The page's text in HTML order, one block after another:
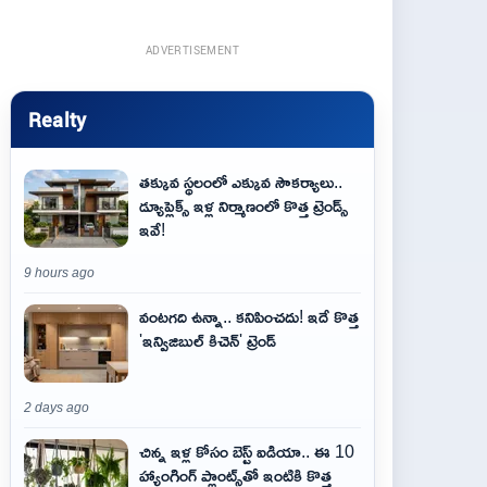
ADVERTISEMENT
Realty
తక్కువ స్థలంలో ఎక్కువ సౌకర్యాలు..
డ్యూప్లెక్స్ ఇళ్ల నిర్మాణంలో కొత్త ట్రెండ్స్
ఇవే!
9 hours ago
వంటగది ఉన్నా.. కనిపించదు! ఇదే కొత్త
'ఇన్విజిబుల్ కిచెన్' ట్రెండ్
2 days ago
చిన్న ఇళ్ల కోసం బెస్ట్ ఐడియా.. ఈ 10
హ్యాంగింగ్ ప్లాంట్స్‌తో ఇంటికి కొత్త